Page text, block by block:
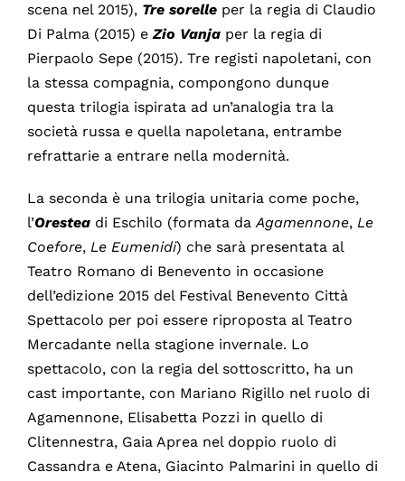
scena nel 2015), Tre sorelle per la regia di Claudio
Di Palma (2015) eZio Vanja per la regia di
Pierpaolo Sepe (2015). Tre registi napoletani, con
la stessa compagnia, compongono dunque
questa trilogia ispirata ad un’analogia tra la
società russa e quella napoletana, entrambe
refrattarie a entrare nella modernità.
La seconda è una trilogia unitaria come poche,
l’Orestea di Eschilo (formata daAgamennone, Le
Coefore, Le Eumenidi) che sarà presentata al
Teatro Romano di Benevento in occasione
dell’edizione 2015 del Festival Benevento Città
Spettacolo per poi essere riproposta al Teatro
Mercadante nella stagione invernale. Lo
spettacolo, con la regia del sottoscritto, ha un
cast importante, con Mariano Rigillo nel ruolo di
Agamennone, Elisabetta Pozzi in quello di
Clitennestra, Gaia Aprea nel doppio ruolo di
Cassandra e Atena, Giacinto Palmarini in quello di